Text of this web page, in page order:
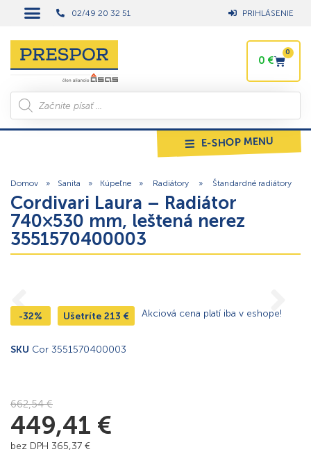
02/49 20 32 51 PRIHLÁSENIE
0 €
0
E-SHOP MENU
Domov » Sanita » Kúpeľne » Radiátory » Štandardné radiátory
Cordivari Laura – Radiátor
740×530 mm, leštená nerez
3551570400003
-32% Ušetríte 213 € Akciová cena platí iba v eshope!
SKU Cor 3551570400003
662,54€
449,41 €
bez DPH 365,37 €